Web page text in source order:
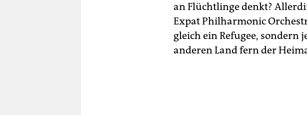
an Flüchtlinge denkt?
Expat Philharmonic
gleich ein Refugee, sondern
anderen Land fern der